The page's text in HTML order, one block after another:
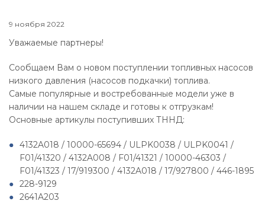
9 ноября 2022
Уважаемые партнеры!
Сообщаем Вам о новом поступлении топливных насосов
низкого давления (насосов подкачки) топлива.
Самые популярные и востребованные модели уже в
наличии на нашем складе и готовы к отгрузкам!
Основные артикулы поступивших ТННД:
4132A018 / 10000-65694 / ULPK0038 / ULPK0041 /
F01/41320 / 4132A008 / F01/41321 / 10000-46303 /
F01/41323 / 17/919300 / 4132A018 / 17/927800 / 446-1895
228-9129
2641A203